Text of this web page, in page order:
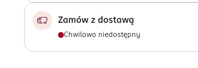
Zamów z dostawą
Chwilowo niedostępny